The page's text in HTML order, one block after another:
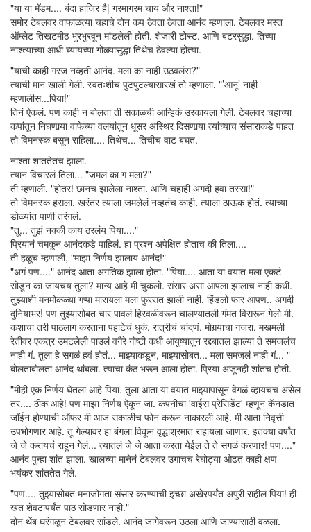
"या या मॅडम.... बंदा हाजिर है| गरमागरम चाय और नाश्ता!"
समोर टेबलवर वाफाळत्या चहाचे दोन कप ठेवता ठेवता आनंद म्हणाला. टेबलवर मस्त
ऑम्लेट तिखटमीठ भुरभुरवून मांडलेली होती. शेजारी टोस्ट. आणि बटरसुद्धा. तिच्या
नाश्त्याच्या आधी घ्यायच्या गोळ्यासुद्धा तिथेच ठेवल्या होत्या.
"याची काही गरज नव्हती आनंद. मला का नाही उठवलंस?"
त्याची मान खाली गेली. स्वतःशीच पुटपुटल्यासारखं तो म्हणाला, "’आनू’ नाही
म्हणालीस...पिया!"
तिनं ऐकलं. पण काही न बोलता ती सकाळची आन्हिकं उरकायला गेली. टेबलवर चहाच्या
कपांतून निघणार्‍या वाफेच्या वलयांतून धूसर अस्थिर दिसणार्‍या त्यांच्याच संसाराकडे पाहत
तो विमनस्क बसून राहिला.... तिथेच... तिचीच वाट बघत.
नाश्ता शांततेतच झाला.
त्यानं विचारलं तिला... "जमलं का गं मला?"
ती म्हणाली. "होतर! छानच झालेला नाश्ता. आणि चहाही अगदी हवा तस्सा!"
तो विमनस्क हसला. खरंतर त्याला जमलेलं नव्हतंच काही. त्याला ठाऊक होतं. त्याच्या
डोळ्यांत पाणी तरंगलं.
"तू... तुझं नक्की काय ठरलंय पिया...."
प्रियानं चमकून आनंदकडे पाहिलं. हा प्रश्न अपेक्षित होताच की तिला....
ती हळूच म्हणाली, "माझा निर्णय झालाय आनंद!"
"अगं पण...." आनंद आता अगतिक झाला होता. "पिया.... आता या वयात मला एकटं
सोडून का जायचंय तुला? मान्य आहे मी चुकलो. संसार असा आपला झालाच नाही कधी.
तुझ्याशी मनमोकळ्या गप्पा मारायला मला फुरसत झाली नाही. हिंडलो फार आपण.. अगदी
दुनियाभर! पण तुझ्यासोबत चार पावलं हिरवळीवरून चालण्यातली गंमत विसरून गेलो मी.
कशाचा तरी पाठलाग करताना पहाटेचं धुकं, रात्रीचं चांदणं, मोगर्‍याचा गजरा, मखमली
रेतीवर एकत्र उमटलेली पाउलं वगैरे गोष्टी कधी आयुष्यातून रद्दबातल झाल्या ते समजलंच
नाही गं. तुला हे सगळं हवं होतं... माझ्याकडून, माझ्यासोबत... मला समजलं नाही गं... "
बोलताबोलता आनंद थांबला. त्याचा कंठ भरून आला होता. प्रिया अजूनही शांतच होती.
"मीही एक निर्णय घेतला आहे पिया. तुला आता या वयात माझ्यापासून वेगळं व्हायचंच असेल
तर.... ठीक आहे! पण माझा निर्णय ऐकून जा. कंपनीचा 'वाईस प्रेसिडेंट' म्हणून कॅनडात
जॉईन होण्याची ऑफर मी आज सकाळीच फोन करून नाकारली आहे. मी आता निवृत्ती
उपभोगणार आहे. तू गेल्यावर हा बंगला विकून वृद्धाश्रमात राहायला जाणार. इतक्या वर्षांत
जे जे करायचं राहून गेलं... त्यातलं जे जे आता करता येईल ते ते सगळं करणार! पण...."
आनंद पुन्हा शांत झाला. खालच्या मानेनं टेबलवर उगाचच रेघोट्या ओढत काही क्षण
भयंकर शांततेत गेले.
"पण.... तुझ्यासोबत मनाजोगता संसार करण्याची इच्छा अखेरपर्यंत अपुरी राहील पिया! ही
खंत शेवटापर्यंत पाठ सोडणार नाही."
दोन थेंब घरंगळून टेबलवर सांडले. आनंद जागेवरून उठला आणि जाण्यासाठी वळला.